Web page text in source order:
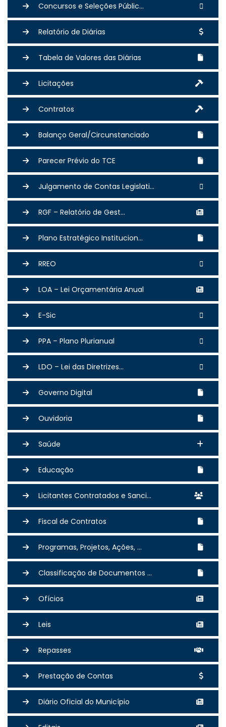
Concursos e Seleções Públic...
Relatório de Diárias
Tabela de Valores das Diárias
Licitações
Contratos
Balanço Geral/Circunstanciado
Parecer Prévio do TCE
Julgamento de Contas Legislati...
RGF – Relatório de Gest...
Plano Estratégico Institucion...
RREO
LOA – Lei Orçamentária Anual
E-Sic
PPA – Plano Plurianual
LDO – Lei das Diretrizes...
Governo Digital
Ouvidoria
Saúde
Educação
Licitantes Contratados e Sanci...
Fiscal de Contratos
Programas, Projetos, Ações, ...
Classificação de Documentos ...
Ofícios
Leis
Repasses
Prestação de Contas
Diário Oficial do Município